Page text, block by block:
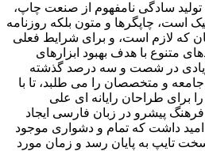
سادگی نامفهوم از صنعت چاپ،
است، چاپگرها و متون بلکه روزنامه
که لازم است، و برای شرایط فعلی
متنوع با هدف بهبود ابزارهای
زیادی در شصت و سه درصد گذشته
و متخصصان را می طلبد، تا با
برای طراحان رایانه ای علی
پیشرو در زبان فارسی ایجاد
داشت که تمام و دشواری موجود
سخت تایپ به پایان رسد و زمان مورد